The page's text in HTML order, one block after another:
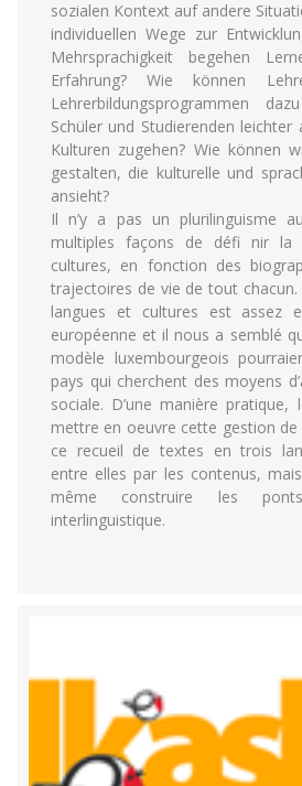
sozialen Kontext auf andere
individuellen Wege zur
Mehrsprachigkeit begehen
Erfahrung? Wie können
Lehrerbildungsprogrammen
Schüler und Studierenden
Kulturen zugehen? Wie können
gestalten, die kulturelle und
ansieht?
Il n’y a pas un plurilinguisme
multiples façons de défi nir la
cultures, en fonction des
trajectoires de vie de tout
langues et cultures est assez
européenne et il nous a semblé
modèle luxembourgeois
pays qui cherchent des moyens
sociale. D’une manière
mettre en oeuvre cette gestion
ce recueil de textes en trois
entre elles par les contenus,
même construire les
interlinguistique.